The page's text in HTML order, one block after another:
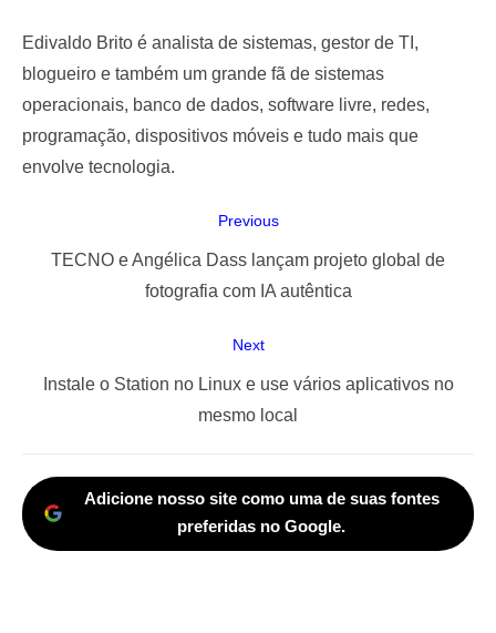
Edivaldo Brito é analista de sistemas, gestor de TI,
blogueiro e também um grande fã de sistemas
operacionais, banco de dados, software livre, redes,
programação, dispositivos móveis e tudo mais que
envolve tecnologia.
Previous
Previous
TECNO e Angélica Dass lançam projeto global de
fotografia com IA autêntica
Next
Next
Instale o Station no Linux e use vários aplicativos no
mesmo local
Adicione nosso site como uma de suas fontes
preferidas no Google.